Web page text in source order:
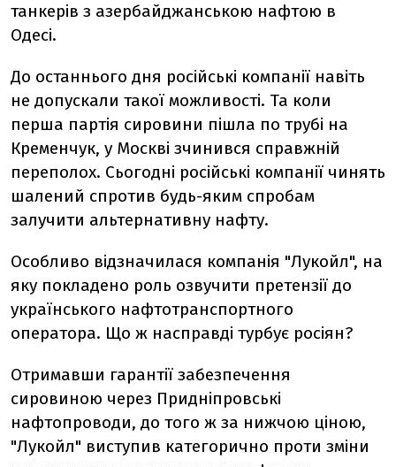
танкерів з азербайджанською нафтою в
Одесі.
До останнього дня російські компанії навіть
не допускали такої можливості. Та коли
перша партія сировини пішла по трубі на
Кременчук, у Москві зчинився справжній
переполох. Сьогодні російські компанії чинять
шалений спротив будь-яким спробам
залучити альтернативну нафту.
Особливо відзначилася компанія "Лукойл", на
яку покладено роль озвучити претензії до
українського нафтотранспортного
оператора. Що ж насправді турбує росіян?
Отримавши гарантії забезпечення
сировиною через Придніпровські
нафтопроводи, до того ж за нижчою ціною,
"Лукойл" виступив категорично проти зміни